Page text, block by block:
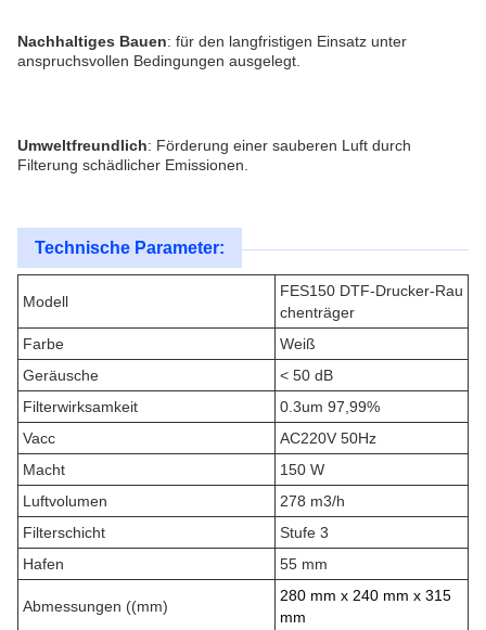
Nachhaltiges Bauen: für den langfristigen Einsatz unter
anspruchsvollen Bedingungen ausgelegt.
Umweltfreundlich: Förderung einer sauberen Luft durch
Filterung schädlicher Emissionen.
Technische Parameter:
Modell
FES150 DTF-Drucker-Rau
chenträger
Farbe
Weiß
Geräusche
< 50 dB
Filterwirksamkeit
0.3um 97,99%
Vacc
AC220V 50Hz
Macht
150 W
Luftvolumen
278 m3/h
Filterschicht
Stufe 3
Hafen
55 mm
Abmessungen ((mm)
280 mm x 240 mm x 315
mm